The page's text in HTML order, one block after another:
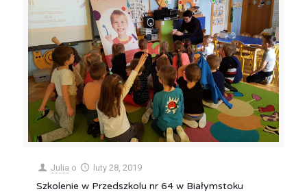
Julia o luty 28, 2019
Szkolenie w Przedszkolu nr 64 w Białymstoku